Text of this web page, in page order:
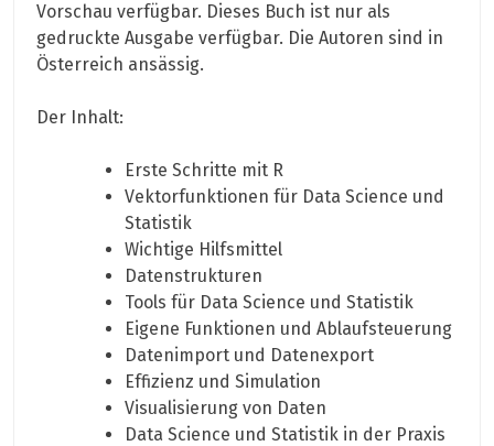
Vorschau verfügbar. Dieses Buch ist nur als
gedruckte Ausgabe verfügbar. Die Autoren sind in
Österreich ansässig.
Der Inhalt:
Erste Schritte mit R
Vektorfunktionen für Data Science und
Statistik
Wichtige Hilfsmittel
Datenstrukturen
Tools für Data Science und Statistik
Eigene Funktionen und Ablaufsteuerung
Datenimport und Datenexport
Effizienz und Simulation
Visualisierung von Daten
Data Science und Statistik in der Praxis